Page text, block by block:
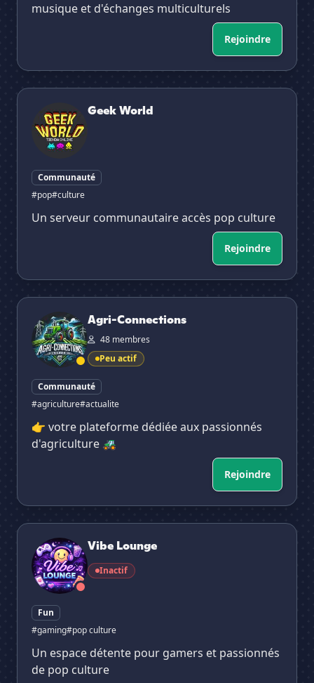
musique et d'échanges multiculturels
Rejoindre
Geek World
Geek World
Communauté
#pop#culture
Un serveur communautaire accès pop culture
Rejoindre
Agri-Connections
Agri-Connections
48 membres
Peu actif
Communauté
#agriculture#actualite
👉 votre plateforme dédiée aux passionnés
d'agriculture 🚜
Rejoindre
Vibe Lounge
Vibe Lounge
Inactif
Fun
#gaming#pop culture
Un espace détente pour gamers et passionnés
de pop culture